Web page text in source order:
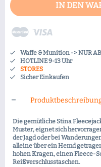
IN DEN
Waffe & Munition -> NUR
HOTLINE 9-13 Uhr
STORES
Sicher Einkaufen
Die gemütliche Stina
Muster, eignet sich
der Jagd oder bei
alleine über ein Hemd
hohen Kragen, einen Fleece-
Reißverschlusstaschen.